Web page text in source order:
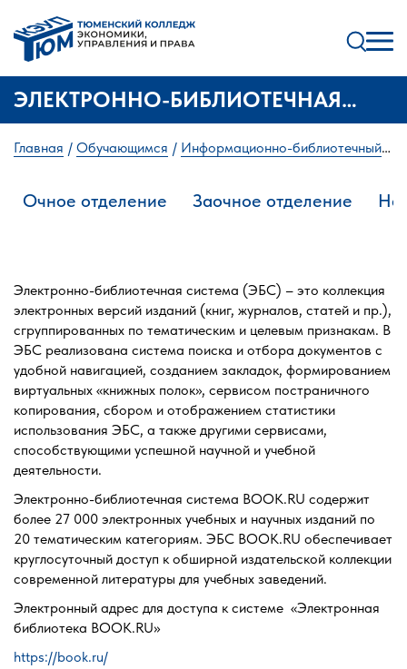
ЭЛЕКТРОННО-БИБЛИОТЕЧНАЯ
СИСТЕМА BOOK.RU
Главная Обучающимся
Информационно-библиотечный
Очное отделение Заочное отделение
Электронно-библиотечная система (ЭБС) – это коллекция
электронных версий изданий (книг, журналов, статей и пр.),
сгруппированных по тематическим и целевым признакам. В
ЭБС реализована система поиска и отбора документов с
удобной навигацией, созданием закладок, формированием
виртуальных «книжных полок», сервисом постраничного
копирования, сбором и отображением статистики
использования ЭБС, а также другими сервисами,
способствующими успешной научной и учебной
деятельности.
Электронно-библиотечная система BOOK.RU содержит
более 27 000 электронных учебных и научных изданий по
20 тематическим категориям. ЭБС BOOK.RU обеспечивает
круглосуточный доступ к обширной издательской коллекции
современной литературы для учебных заведений.
Электронный адрес для доступа к системе «Электронная
библиотека BOOK.RU»
https://book.ru/